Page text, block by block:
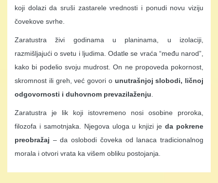
koji dolazi da sruši zastarele vrednosti i ponudi novu viziju
čovekove svrhe.
Zaratustra živi godinama u planinama, u izolaciji,
razmišljajući o svetu i ljudima. Odatle se vraća “među narod”,
kako bi podelio svoju mudrost. On ne propoveda pokornost,
skromnost ili greh, već govori o unutrašnjoj slobodi, ličnoj
odgovornosti i duhovnom prevazilaženju
Zaratustra je lik koji istovremeno nosi osobine proroka,
filozofa i samotnjaka. Njegova uloga u knjizi jeda pokrene
preobražaj – da oslobodi čoveka od lanaca tradicionalnog
morala i otvori vrata ka višem obliku postojanja.